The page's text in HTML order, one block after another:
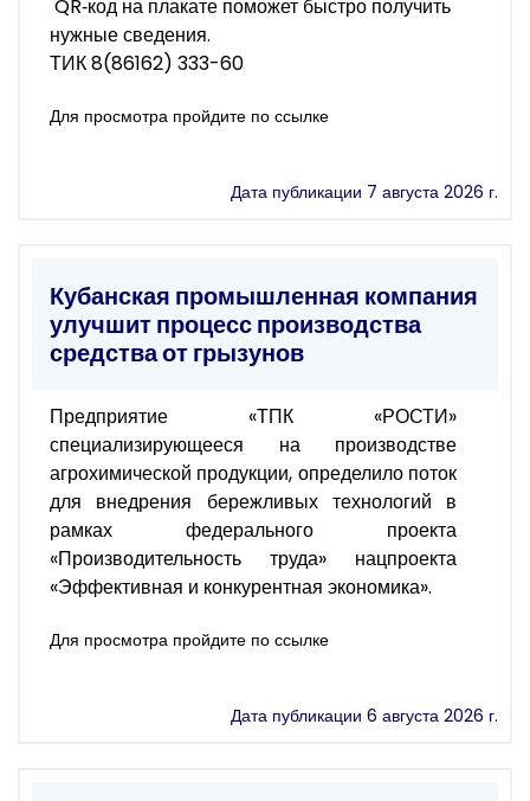
QR‑код на плакате поможет быстро получить
нужные сведения.
ТИК 8(86162) 333-60
Для просмотра пройдите по ссылке
Дата публикации 7 августа 2026 г.
Кубанская промышленная компания
улучшит процесс производства
средства от грызунов
Предприятие «ТПК «РОСТИ»
специализирующееся на производстве
агрохимической продукции, определило поток
для внедрения бережливых технологий в
рамках федерального проекта
«Производительность труда» нацпроекта
«Эффективная и конкурентная экономика».
Для просмотра пройдите по ссылке
Дата публикации 6 августа 2026 г.